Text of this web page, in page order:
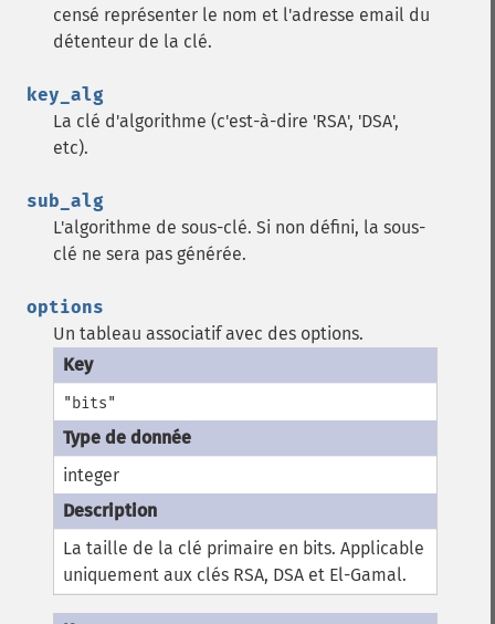
censé représenter le nom et l'adresse email du
détenteur de la clé.
key_alg
La clé d'algorithme (c'est-à-dire 'RSA', 'DSA',
etc).
sub_alg
L'algorithme de sous-clé. Si non défini, la sous-
clé ne sera pas générée.
options
Un tableau associatif avec des options.
"bits"
integer
La taille de la clé primaire en bits. Applicable
uniquement aux clés RSA, DSA et El-Gamal.